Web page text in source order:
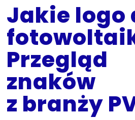
Jakie logo
Przegląd
znaków
z branży